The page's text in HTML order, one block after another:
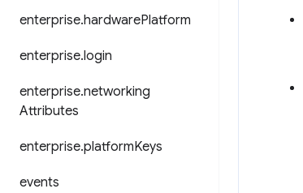
enterprise.hardwarePlatform
enterprise.login
enterprise.networking
Attributes
enterprise.platformKeys
events